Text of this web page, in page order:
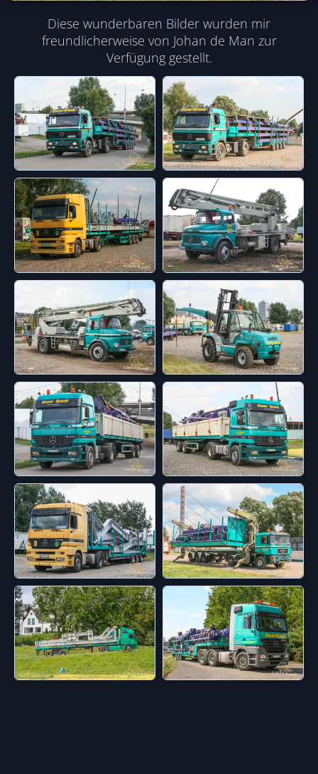
Diese wunderbaren Bilder wurden mir
freundlicherweise von Johan de Man zur
Verfügung gestellt.